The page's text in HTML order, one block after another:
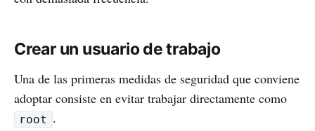
Crear un usuario de trabajo
Una de las primeras medidas de seguridad que conviene
adoptar consiste en evitar trabajar directamente como
root .